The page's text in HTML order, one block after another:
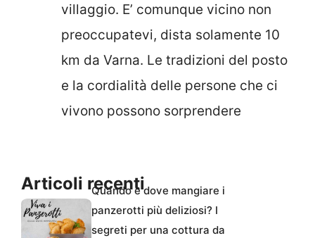
villaggio. E’ comunque vicino non
preoccupatevi, dista solamente 10
km da Varna. Le tradizioni del posto
e la cordialità delle persone che ci
vivono possono sorprendere
Articoli recentiQuando e dove mangiare i
panzerotti più deliziosi? I
segreti per una cottura da